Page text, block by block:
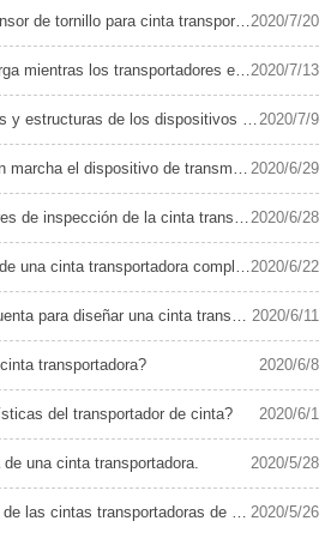
para cinta transportadora y sus características? 2020/7/20
los transportadores están en funcionamiento? 2020/7/13
de los dispositivos tensores? 2020/7/9
de transmisión de cinta transportadora? 2020/6/29
la cinta transportadora durante la instalación y constru 2020/6/28
cinta transportadora completa? 2020/6/22
diseñar una cinta transportadora? 2020/6/11
transportadora? 2020/6/8
del transportador de cinta? 2020/6/1
una cinta transportadora. 2020/5/28
transportadoras de tubos tubulares? 2020/5/26